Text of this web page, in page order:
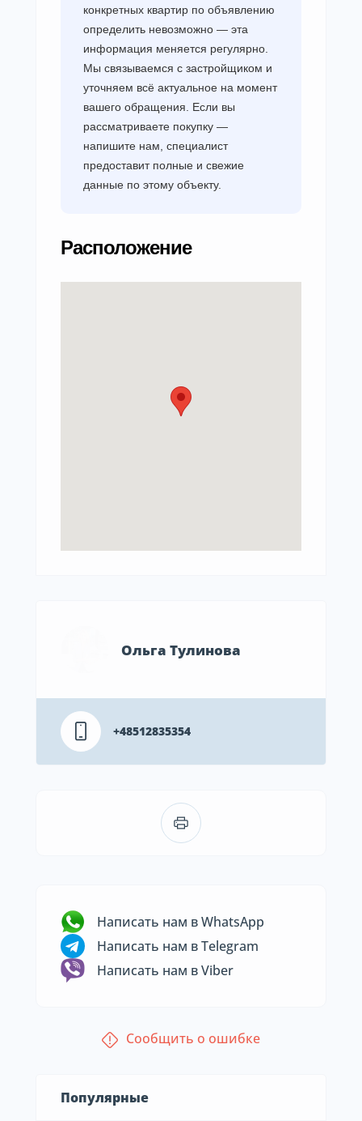
конкретных квартир по объявлению
определить невозможно — эта
информация меняется регулярно.
Мы связываемся с застройщиком и
уточняем всё актуальное на момент
вашего обращения. Если вы
рассматриваете покупку —
напишите нам, специалист
предоставит полные и свежие
данные по этому объекту.
Расположение
Ольга Тулинова
+48512835354
Написать нам в WhatsApp
Написать нам в Telegram
Написать нам в Viber
Сообщить о ошибке
Популярные